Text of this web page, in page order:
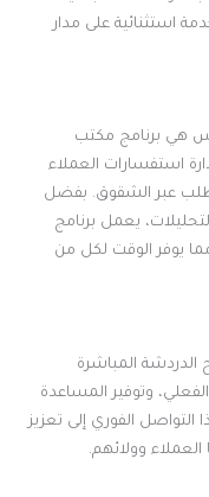
استثنائية على مدار
هي برنامج مكتب
استفسارات العملاء
عبر الشقوق. بفضل
يعمل برنامج
يوفر الوقت لكل من
الدردشة المباشرة
وتوفير المساعدة
التواصل الفوري إلى تعزيز
وولائهم.